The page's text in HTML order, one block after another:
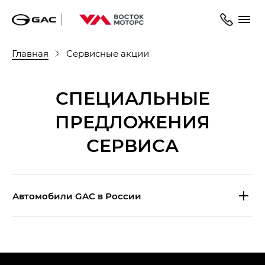
Главная Сервисные акции
СПЕЦИАЛЬНЫЕ
ПРЕДЛОЖЕНИЯ
СЕРВИСА
Aвтомобили GAC в России
Эс Икс ПРЕМИУМ — SX PREMIUM